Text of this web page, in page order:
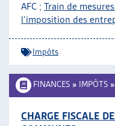
AFC ; Train de
l’imposition des
Impôts
FINANCES » IMPÔTS »
CHARGE FISCALE